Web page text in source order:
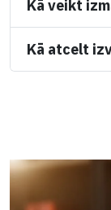
Kā veikt
Kā atcelt